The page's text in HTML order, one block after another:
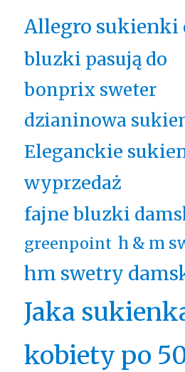
Allegro sukienki
bluzki pasują do
bonprix sweter
dzianinowa
Eleganckie
wyprzedaż
fajne bluzki
greenpoint h & m
hm swetry
Jaka
kobiety po